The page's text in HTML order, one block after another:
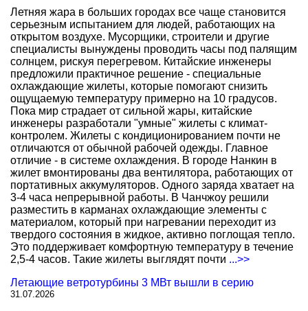
Летняя жара в больших городах все чаще становится
серьезным испытанием для людей, работающих на
открытом воздухе. Мусорщики, строители и другие
специалисты вынуждены проводить часы под палящим
солнцем, рискуя перегревом. Китайские инженеры
предложили практичное решение - специальные
охлаждающие жилеты, которые помогают снизить
ощущаемую температуру примерно на 10 градусов.
Пока мир страдает от сильной жары, китайские
инженеры разработали "умные" жилеты с климат-
контролем. Жилеты с кондиционированием почти не
отличаются от обычной рабочей одежды. Главное
отличие - в системе охлаждения. В городе Нанкин в
жилет вмонтированы два вентилятора, работающих от
портативных аккумуляторов. Одного заряда хватает на
3-4 часа непрерывной работы. В Чанчжоу решили
разместить в карманах охлаждающие элементы с
материалом, который при нагревании переходит из
твердого состояния в жидкое, активно поглощая тепло.
Это поддерживает комфортную температуру в течение
2,5-4 часов. Такие жилеты выглядят почти ...>>
Летающие ветротурбины 3 МВт вышли в серию
31.07.2026